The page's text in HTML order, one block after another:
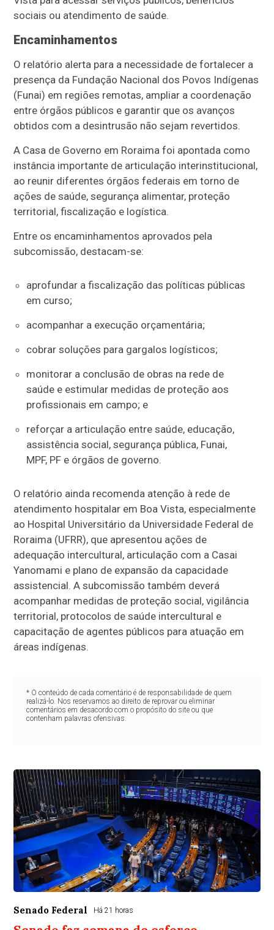
sociais ou atendimento de saúde.
Encaminhamentos
O relatório alerta para a necessidade de fortalecer a
presença da Fundação Nacional dos Povos Indígenas
(Funai) em regiões remotas, ampliar a coordenação
entre órgãos públicos e garantir que os avanços
obtidos com a desintrusão não sejam revertidos.
A Casa de Governo em Roraima foi apontada como
instância importante de articulação interinstitucional,
ao reunir diferentes órgãos federais em torno de
ações de saúde, segurança alimentar, proteção
territorial, fiscalização e logística.
Entre os encaminhamentos aprovados pela
subcomissão, destacam-se:
aprofundar a fiscalização das políticas públicas
em curso;
acompanhar a execução orçamentária;
cobrar soluções para gargalos logísticos;
monitorar a conclusão de obras na rede de
saúde e estimular medidas de proteção aos
profissionais em campo; e
reforçar a articulação entre saúde, educação,
assistência social, segurança pública, Funai,
MPF, PF e órgãos de governo.
O relatório ainda recomenda atenção à rede de
atendimento hospitalar em Boa Vista, especialmente
ao Hospital Universitário da Universidade Federal de
Roraima (UFRR), que apresentou ações de
adequação intercultural, articulação com a Casai
Yanomami e plano de expansão da capacidade
assistencial. A subcomissão também deverá
acompanhar medidas de proteção social, vigilância
territorial, protocolos de saúde intercultural e
capacitação de agentes públicos para atuação em
áreas indígenas.
* O conteúdo de cada comentário é de responsabilidade de quem
realizá-lo. Nos reservamos ao direito de reprovar ou eliminar
comentários em desacordo com o propósito do site ou que
contenham palavras ofensivas.
Senado Federal Há 21 horas